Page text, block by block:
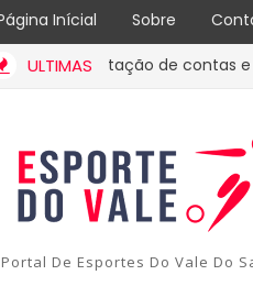
Inícial Sobre
ULTIMAS
prestação de contas e
De Esportes Do Vale Do